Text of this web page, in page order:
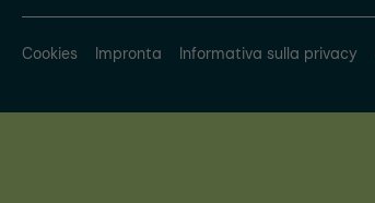
Cookies Impronta Informativa sulla privacy